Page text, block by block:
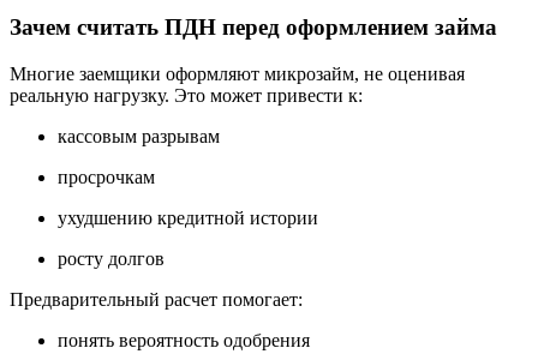
Зачем считать ПДН перед оформлением займа
Многие заемщики оформляют микрозайм, не оценивая
реальную нагрузку. Это может привести к:
кассовым разрывам
просрочкам
ухудшению кредитной истории
росту долгов
Предварительный расчет помогает:
понять вероятность одобрения